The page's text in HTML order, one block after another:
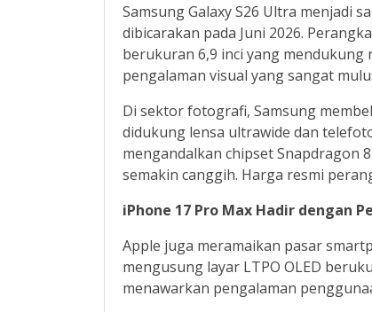
Samsung Galaxy S26 Ultra menjadi
dibicarakan pada Juni 2026.
berukuran 6,9 inci yang
pengalaman visual yang sangat
Di sektor fotografi, Samsung
didukung lensa ultrawide dan
mengandalkan chipset Snapdragon
semakin canggih. Harga resmi
iPhone 17 Pro Max Hadir dengan
Apple juga meramaikan pasar
mengusung layar LTPO OLED
menawarkan pengalaman